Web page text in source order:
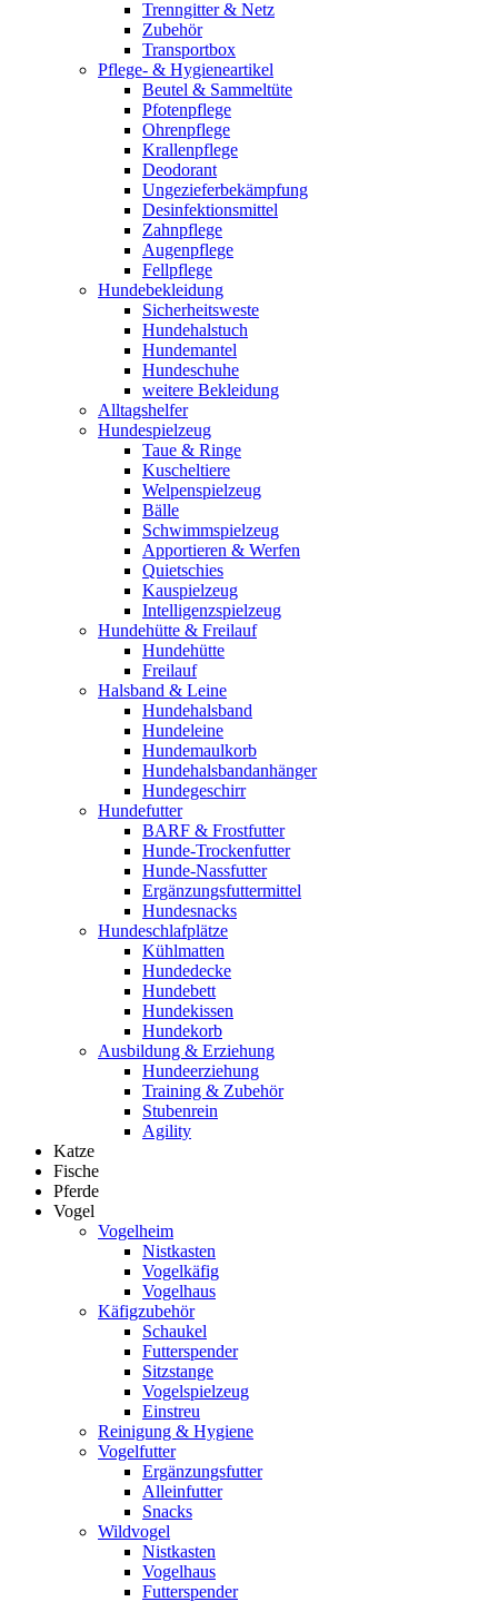
Trenngitter & Netz
Zubehör
Transportbox
Pflege- & Hygieneartikel
Beutel & Sammeltüte
Pfotenpflege
Ohrenpflege
Krallenpflege
Deodorant
Ungezieferbekämpfung
Desinfektionsmittel
Zahnpflege
Augenpflege
Fellpflege
Hundebekleidung
Sicherheitsweste
Hundehalstuch
Hundemantel
Hundeschuhe
weitere Bekleidung
Alltagshelfer
Hundespielzeug
Taue & Ringe
Kuscheltiere
Welpenspielzeug
Bälle
Schwimmspielzeug
Apportieren & Werfen
Quietschies
Kauspielzeug
Intelligenzspielzeug
Hundehütte & Freilauf
Hundehütte
Freilauf
Halsband & Leine
Hundehalsband
Hundeleine
Hundemaulkorb
Hundehalsbandanhänger
Hundegeschirr
Hundefutter
BARF & Frostfutter
Hunde-Trockenfutter
Hunde-Nassfutter
Ergänzungsfuttermittel
Hundesnacks
Hundeschlafplätze
Kühlmatten
Hundedecke
Hundebett
Hundekissen
Hundekorb
Ausbildung & Erziehung
Hundeerziehung
Training & Zubehör
Stubenrein
Agility
Katze
Fische
Pferde
Vogel
Vogelheim
Nistkasten
Vogelkäfig
Vogelhaus
Käfigzubehör
Schaukel
Futterspender
Sitzstange
Vogelspielzeug
Einstreu
Reinigung & Hygiene
Vogelfutter
Ergänzungsfutter
Alleinfutter
Snacks
Wildvogel
Nistkasten
Vogelhaus
Futterspender